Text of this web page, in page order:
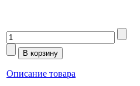
Описание товара